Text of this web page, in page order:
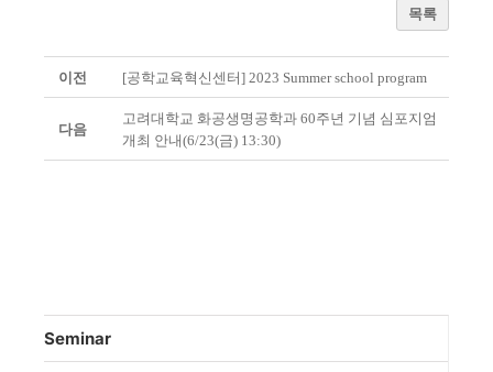
목록
이전 [공학교육혁신센터] 2023 Summer school program
다음
고려대학교 화공생명공학과 60주년 기념 심포지엄
개최 안내(6/23(금) 13:30)
Seminar